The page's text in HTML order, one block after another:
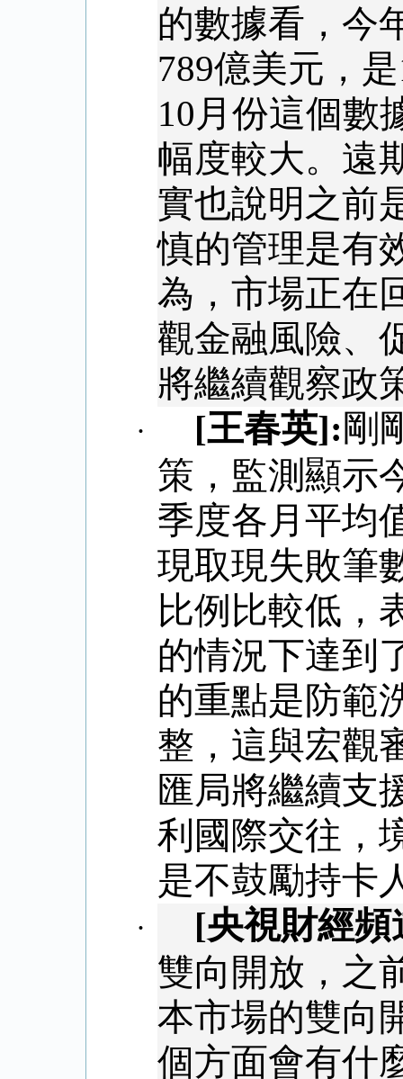
的數據看，今
789億美元，是
10月份這個數
幅度較大。遠
實也說明之前
慎的管理是有
為，市場正在
觀金融風險、
將繼續觀察政
· [王春英]:剛
策，監測顯示
季度各月平均
現取現失敗筆
比例比較低，
的情況下達到
的重點是防範
整，這與宏觀
匯局將繼續支
利國際交往，
是不鼓勵持卡
· [央視財經頻
雙向開放，之
本市場的雙向
個方面會有什